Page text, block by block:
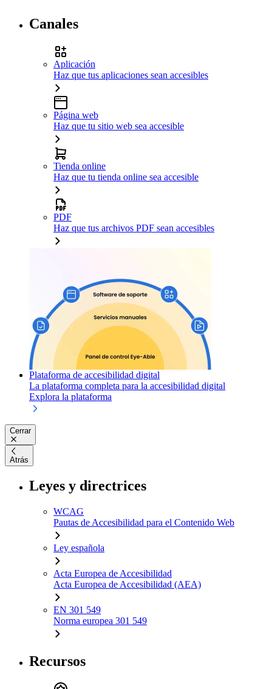
Canales
Aplicación
Haz que tus aplicaciones sean accesibles
Página web
Haz que tu sitio web sea accesible
Tienda online
Haz que tu tienda online sea accesible
PDF
Haz que tus archivos PDF sean accesibles
Plataforma de accesibilidad digital
La plataforma completa para la accesibilidad digital
Explora la plataforma
Cerrar
Atrás
Leyes y directrices
WCAG
Pautas de Accesibilidad para el Contenido Web
Ley española
Acta Europea de Accesibilidad
Acta Europea de Accesibilidad (AEA)
EN 301 549
Norma europea 301 549
Recursos